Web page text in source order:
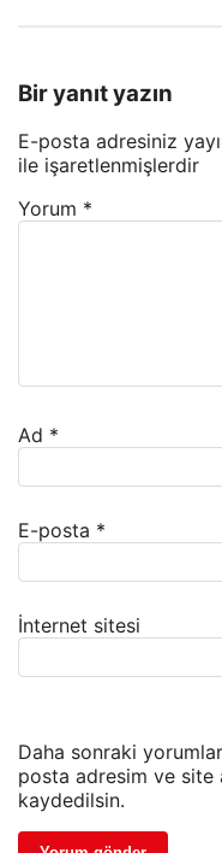
Bir yanıt yazın
E-posta adresiniz
ile işaretlenmişlerdir
Yorum *
Ad *
E-posta *
İnternet sitesi
Daha sonraki
posta adresim ve site
kaydedilsin.